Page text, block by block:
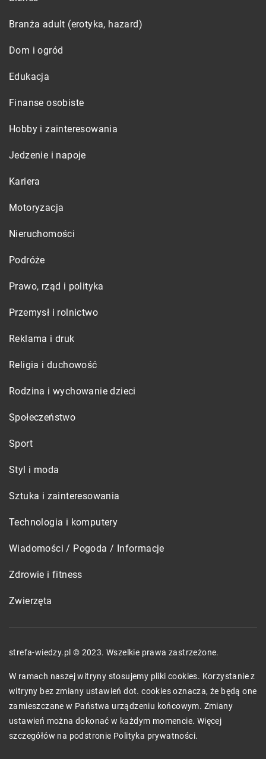
Branża adult (erotyka, hazard)
Dom i ogród
Edukacja
Finanse osobiste
Hobby i zainteresowania
Jedzenie i napoje
Kariera
Motoryzacja
Nieruchomości
Podróże
Prawo, rząd i polityka
Przemysł i rolnictwo
Reklama i druk
Religia i duchowość
Rodzina i wychowanie dzieci
Społeczeństwo
Sport
Styl i moda
Sztuka i zainteresowania
Technologia i komputery
Wiadomości / Pogoda / Informacje
Zdrowie i fitness
Zwierzęta
strefa-wiedzy.pl © 2023. Wszelkie prawa zastrzeżone.
W ramach naszej witryny stosujemy pliki cookies. Korzystanie z
witryny bez zmiany ustawień dot. cookies oznacza, że będą one
zamieszczane w Państwa urządzeniu końcowym. Zmiany
ustawień można dokonać w każdym momencie. Więcej
szczegółów na podstronie Polityka prywatności.